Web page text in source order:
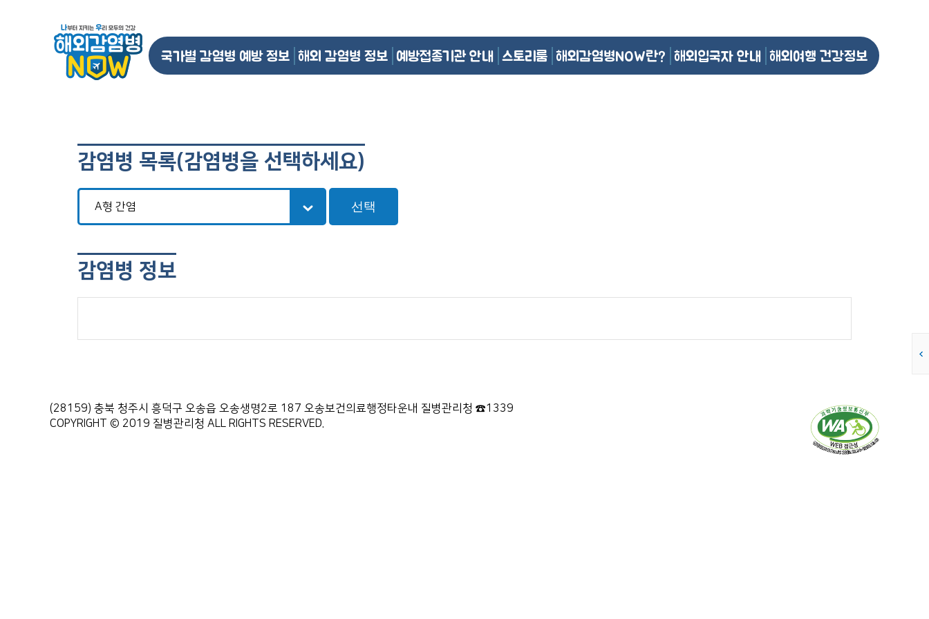
국가별 감염병 예방 정보 해외 감염병 정보 예방접종기관 안내 스토리룸 해외감염병NOW란? 해외입국자 안내 해외여행 건강정보
감염병 목록(감염병을 선택하세요)
선택
감염병 정보
(28159) 충북 청주시 흥덕구 오송읍 오송생명2로 187 오송보건의료행정타운내 질병관리청 ☎1339
COPYRIGHT © 2019 질병관리청 ALL RIGHTS RESERVED.